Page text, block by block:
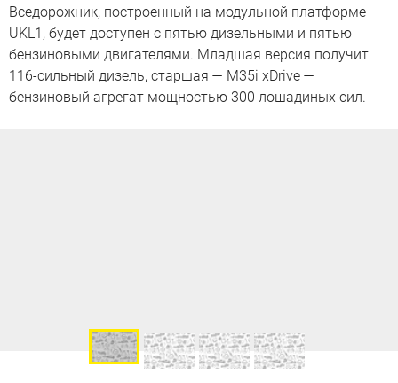
Вседорожник, построенный на модульной платформе
UKL1, будет доступен с пятью дизельными и пятью
бензиновыми двигателями. Младшая версия получит
116-сильный дизель, старшая — M35i xDrive —
бензиновый агрегат мощностью 300 лошадиных сил.